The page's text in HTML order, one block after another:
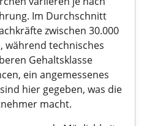
Im Durchschnitt
zwischen 30.000
während technisches
Gehaltsklasse
ein angemessenes
hier gegeben, was die
macht.